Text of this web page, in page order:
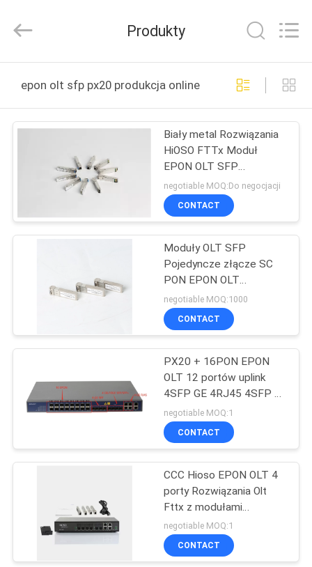
PRODUKTY
NAS
WYCIECZKA
JAKOŚCI
SIĘ
AKTUALNOŚCI
Rights
by
Produkty
epon olt sfp px20 produkcja online
Biały metal Rozwiązania
HiOSO FTTx Moduł
EPON OLT SFP
PX20+++
negotiable MOQ:Do negocjacji
CONTACT
Moduły OLT SFP
Pojedyncze złącze SC
PON EPON OLT
PX20++++ Rozszerzony
moduł optyczny
negotiable MOQ:1000
CONTACT
PX20 + 16PON EPON
OLT 12 portów uplink
4SFP GE 4RJ45 4SFP +
10GE FTTH Sprzęt
optyczny
negotiable MOQ:1
CONTACT
CCC Hioso EPON OLT 4
porty Rozwiązania Olt
Fttx z modułami
Px20+++
negotiable MOQ:1
CONTACT